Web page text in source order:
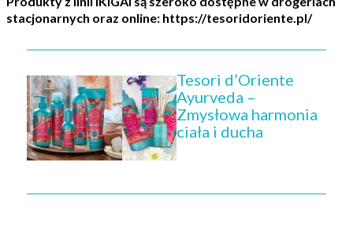
stacjonarnych oraz online: https://tesoridoriente.pl/
Tesori d’Oriente
Ayurveda –
Zmysłowa harmonia
ciała i ducha